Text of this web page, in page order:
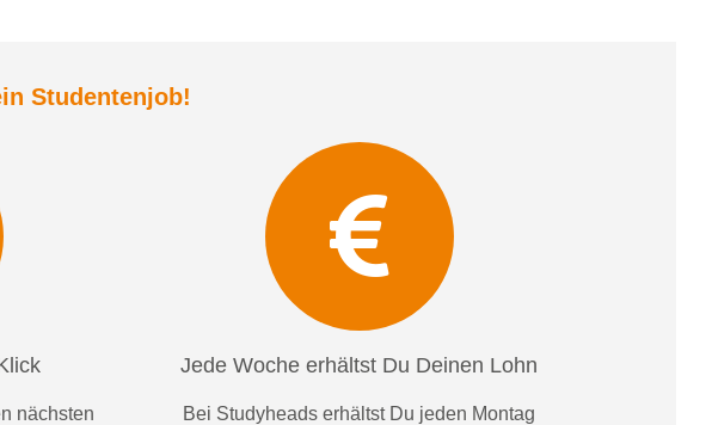
Studentenjob!
nächsten
Jede Woche erhältst Du Deinen Lohn
Bei Studyheads erhältst Du jeden Montag